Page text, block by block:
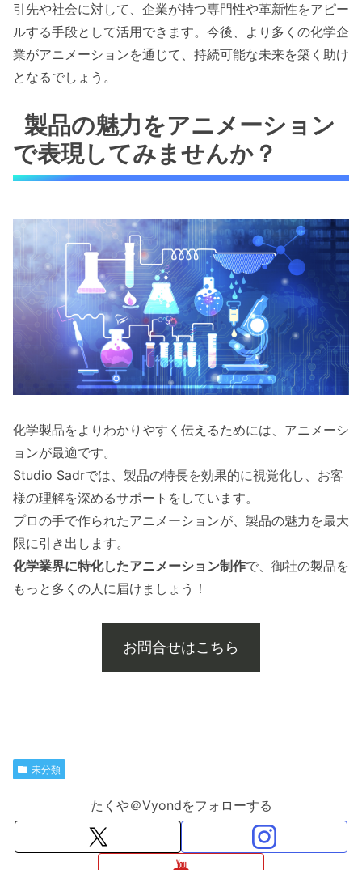
引先や社会に対して、企業が持つ専門性や革新性をアピー
ルする手段として活用できます。今後、より多くの化学企
業がアニメーションを通じて、持続可能な未来を築く助け
となるでしょう。
製品の魅力をアニメーション
で表現してみませんか？
化学製品をよりわかりやすく伝えるためには、アニメーシ
ョンが最適です。
Studio Sadrでは、製品の特長を効果的に視覚化し、お客
様の理解を深めるサポートをしています。
プロの手で作られたアニメーションが、製品の魅力を最大
限に引き出します。
化学業界に特化したアニメーション制作で、御社の製品を
もっと多くの人に届けましょう！
お問合せはこちら
未分類
たくや＠Vyondをフォローする